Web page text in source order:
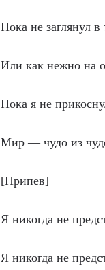
Пока не заглянул в
Или как нежно на
Пока я не
Мир — чудо из
[Припев]
Я никогда не
Я никогда не